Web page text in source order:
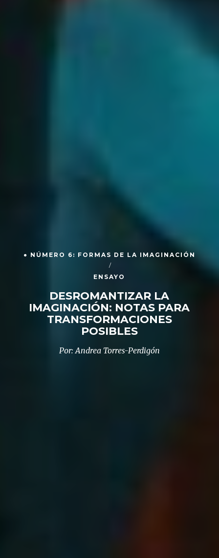
● NÚMERO 6: FORMAS DE LA IMAGINACIÓN
ENSAYO
DESROMANTIZAR LA
IMAGINACIÓN: NOTAS PARA
TRANSFORMACIONES
POSIBLES
Por: Andrea Torres-Perdigón